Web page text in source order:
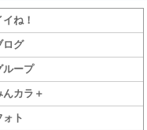
イね！
ログ
ループ
んカラ＋
ォト